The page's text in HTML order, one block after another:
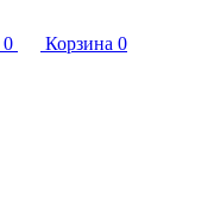
0 Корзина 0